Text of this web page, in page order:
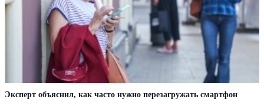
Эксперт объяснил, как часто нужно перезагружать смартфон